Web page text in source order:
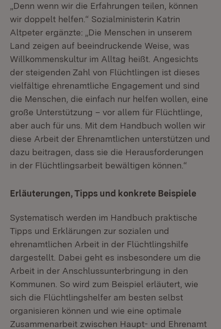
„Denn wenn wir die Erfahrungen teilen, können
wir doppelt helfen.“ Sozialministerin Katrin
Altpeter ergänzte: „Die Menschen in unserem
Land zeigen auf beeindruckende Weise, was
Willkommenskultur im Alltag heißt. Angesichts
der steigenden Zahl von Flüchtlingen ist dieses
vielfältige ehrenamtliche Engagement und sind
die Menschen, die einfach nur helfen wollen, eine
große Unterstützung – vor allem für Flüchtlinge,
aber auch für uns. Mit dem Handbuch wollen wir
diese Arbeit der Ehrenamtlichen unterstützen und
dazu beitragen, dass sie die Herausforderungen
in der Flüchtlingsarbeit bewältigen können.“
Erläuterungen, Tipps und konkrete Beispiele
Systematisch werden im Handbuch praktische
Tipps und Erklärungen zur sozialen und
ehrenamtlichen Arbeit in der Flüchtlingshilfe
dargestellt. Dabei geht es insbesondere um die
Arbeit in der Anschlussunterbringung in den
Kommunen. So wird zum Beispiel erläutert, wie
sich die Flüchtlingshelfer am besten selbst
organisieren können und wie eine optimale
Zusammenarbeit zwischen Haupt- und Ehrenamt